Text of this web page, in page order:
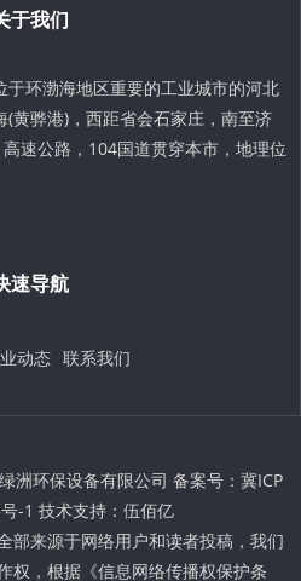
于我们
环渤海地区重要的工业城市的河北
黄骅港)，西距省会石家庄，南至济
速公路，104国道贯穿本市，地理位
速导航
动态 联系我们
洲环保设备有限公司 备案号： 冀ICP
-1 技术支持： 伍佰亿
部来源于网络用户和读者投稿，我们
权，根据《信息网络传播权保护条